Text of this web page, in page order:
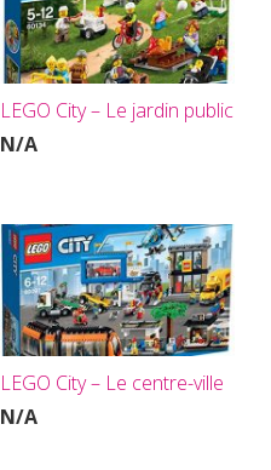
LEGO City – Le jardin public
N/A
LEGO City – Le centre-ville
N/A